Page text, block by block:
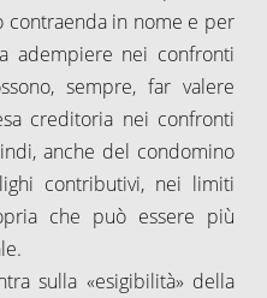
contraenda in nome e per
adempiere nei confronti
sempre, far valere
creditoria nei confronti
anche del condomino
contributivi, nei limiti
che può essere più
sulla «esigibilità» della